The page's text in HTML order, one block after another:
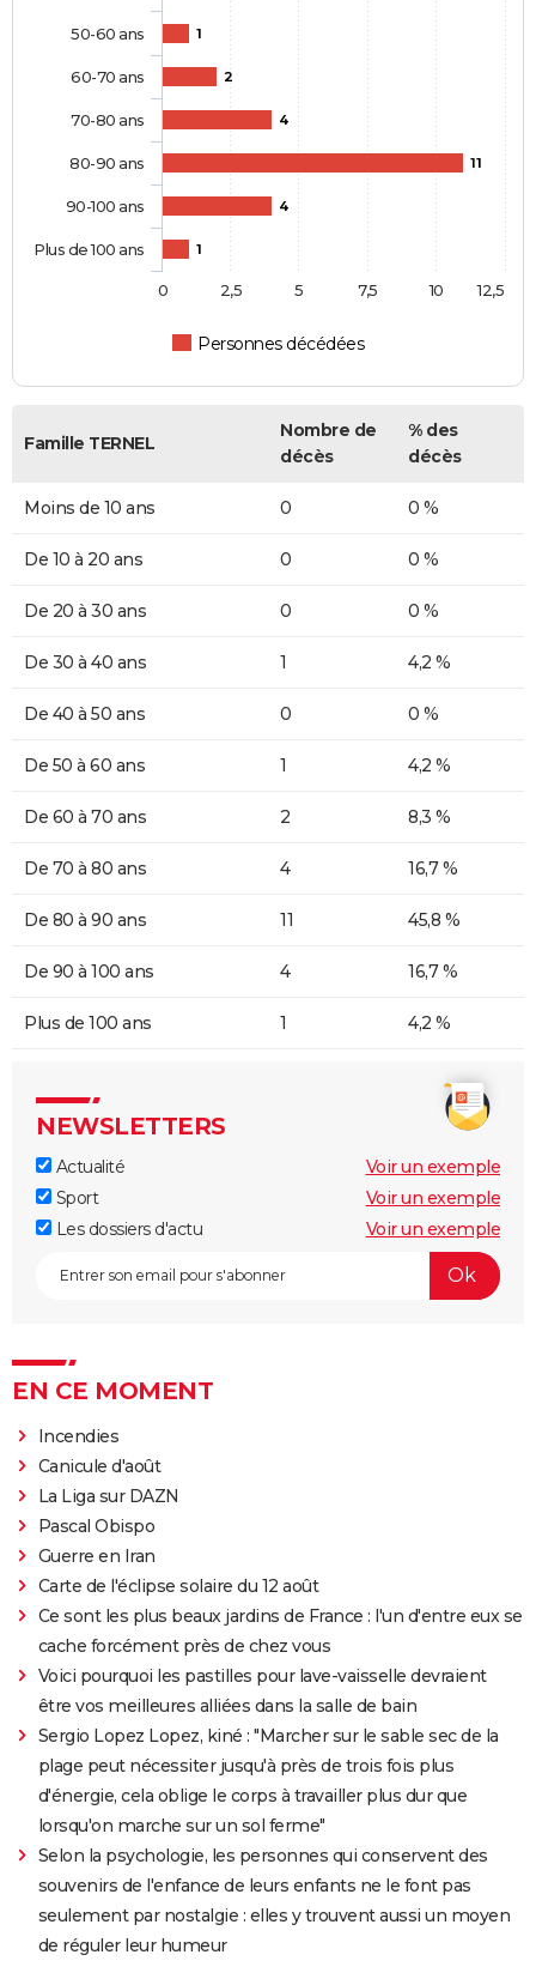
1
2
4
11
4
1
Personnes décédées
50-60 ans
60-70 ans
70-80 ans
80-90 ans
90-100 ans
Plus de 100 ans
0 10
2,5 5 7,5 12,5
Famille TERNEL
Nombre de
décès
% des
décès
Moins de 10 ans 0 0 %
De 10 à 20 ans 0 0 %
De 20 à 30 ans 0 0 %
De 30 à 40 ans 1 4,2 %
De 40 à 50 ans 0 0 %
De 50 à 60 ans 1 4,2 %
De 60 à 70 ans 2 8,3 %
De 70 à 80 ans 4 16,7 %
De 80 à 90 ans 11 45,8 %
De 90 à 100 ans 4 16,7 %
Plus de 100 ans 1 4,2 %
NEWSLETTERS
Actualité
Voir un exemple
Sport
Voir un exemple
Les dossiers d'actu
Voir un exemple
EN CE MOMENT
Incendies
Canicule d'août
La Liga sur DAZN
Pascal Obispo
Guerre en Iran
Carte de l'éclipse solaire du 12 août
Ce sont les plus beaux jardins de France : l'un d'entre eux se
cache forcément près de chez vous
Voici pourquoi les pastilles pour lave-vaisselle devraient
être vos meilleures alliées dans la salle de bain
Sergio Lopez Lopez, kiné : "Marcher sur le sable sec de la
plage peut nécessiter jusqu'à près de trois fois plus
d'énergie, cela oblige le corps à travailler plus dur que
lorsqu'on marche sur un sol ferme"
Selon la psychologie, les personnes qui conservent des
souvenirs de l'enfance de leurs enfants ne le font pas
seulement par nostalgie : elles y trouvent aussi un moyen
de réguler leur humeur